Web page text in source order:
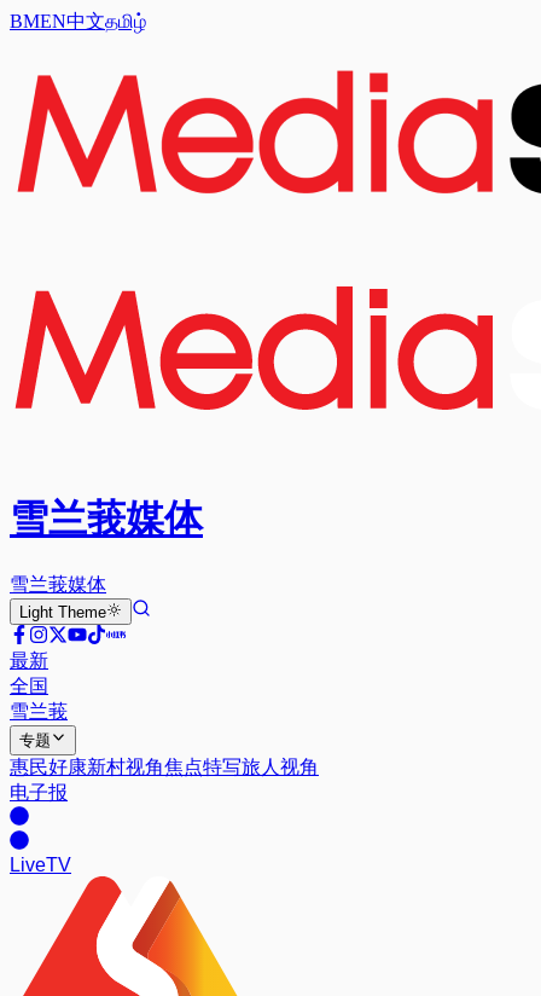
BMEN中文தமிழ்
雪兰莪媒体
雪兰莪媒体
Light Theme
最新
全国
雪兰莪
专题
惠民好康新村视角焦点特写旅人视角
电子报
LiveTV